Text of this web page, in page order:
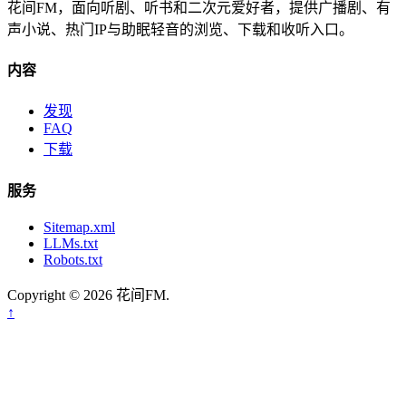
花间FM，面向听剧、听书和二次元爱好者，提供广播剧、有
声小说、热门IP与助眠轻音的浏览、下载和收听入口。
内容
发现
FAQ
下载
服务
Sitemap.xml
LLMs.txt
Robots.txt
Copyright © 2026 花间FM.
↑